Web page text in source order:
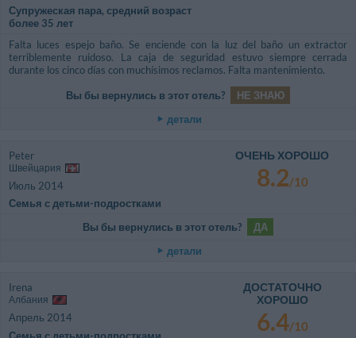
Супружеская пара, средний возраст
более 35 лет
Falta luces espejo baño. Se enciende con la luz del baño un extractor
terriblemente ruidoso. La caja de seguridad estuvo siempre cerrada
durante los cinco días con muchísimos reclamos. Falta mantenimiento.
Вы бы вернулись в этот отель?
НЕ ЗНАЮ
детали
Peter
Швейцария
Июль 2014
Семья с детьми-подростками
ОЧЕНЬ ХОРОШО
8.2/10
Вы бы вернулись в этот отель?
ДА
детали
Irena
Албания
Апрель 2014
Семья с детьми-подростками
ДОСТАТОЧНО
ХОРОШО
6.4/10